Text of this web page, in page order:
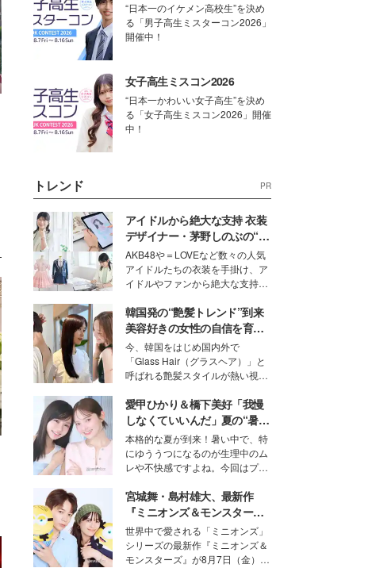
“日本一のイケメン高校生”を決め
る「男子高生ミスターコン2026」
開催中！
女子高生ミスコン2026
“日本一かわいい女子高生”を決め
る「女子高生ミスコン2026」開催
中！
トレンド PR
アイドルから絶大な支持 衣装
デザイナー・茅野しのぶの“可
愛い”を作る美学＜「シチズン
クロスシー」インタビュー＞
AKB48や＝LOVEなど数々の人気
アイドルたちの衣装を手掛け、ア
イドルやファンから絶大な支持を
取締役兼クリエイティブディレク
ター・茅野しのぶ。一人ひとりの
個性に寄り添い、魅力を引き出す
衣装作りは、多くの女性たちに勇
気と自信を与え続けている。
韓国発の“艶髪トレンド”到来
美容好きの女性の自信を育む
「ヘアケア事情」って？
今、韓国をはじめ国内外で
「Glass Hair（グラスヘア）」と
呼ばれる艶髪スタイルが熱い視線
ションの完成度を高めるベースと
して、“髪そのものの美しさ”に改
めて注目する人が増えている様
子。今回は、そんな憧れの艶やか
な髪を日常で叶える、美容好きの
女性たちのヘアケア事情を紹介し
ます。
愛甲ひかり＆橋下美好「我慢
しなくていいんだ」夏の“暑さ
対策”の新しい選択肢とは？
本格的な夏が到来！暑い中で、特
にゆううつになるのが生理中のム
レや不快感ですよね。今回はプラ
モデル・愛甲ひかりさんと橋下美
好さんを迎えて本音で女子会トー
ク。猛暑のお出かけを快適に過ご
すヒントや、2人が感動した夏の
生理の新常識にも迫りました。
宮城舞・島村雄大、最新作
『ミニオンズ＆モンスター
ズ』の魅力熱弁 ハチャメチャ
だけじゃない“友情と絆”に感
動
世界中で愛される「ミニオンズ」
シリーズの最新作『ミニオンズ＆
モンスターズ』が8月7日（金）に